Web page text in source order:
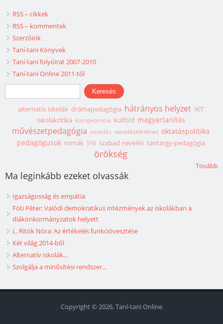
RSS – cikkek
RSS – kommentek
Szerzőink
Taní-tani Könyvek
Taní-tani folyóirat 2007-2010
Taní-tani Online 2011-től
Keresés űrlap
Keresés
alternatív iskolák drámapedagógia hátrányos helyzet IKT
iskolakritika kompetencia külföld magyartanítás
művészetpedagógia nevelés neveléstörténet oktatáspolitika
pedagógusok romák SNI szabad nevelés tantárgy-pedagógia
örökség
Tovább
Ma leginkább ezeket olvassák
Igazságosság és empátia
Fóti Péter: Valódi demokratikus intézmények az iskolákban a
diákönkormányzatok helyett
L. Ritók Nóra: Az értékelés funkcióvesztése
Két világ 2014-ből
Alternatív iskolák...
Szolgálja a minősítési rendszer...
Copyright © 2026, Taní-tani Online